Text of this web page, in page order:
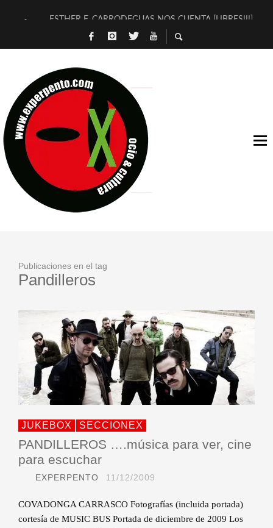
ESTHER F. CARRODEGUAS NOS CUENTA [LIBRES!!!]
[TERRA DE GUAPES] DE SANDRA MONFORT
TIMBRE 4, LA ESCUELA DEL DIRECTOR TEATRAL CLAUDIO
30 AÑOS (NO ES NADA) DE LA KATARSIS DEL TOMATAZO
MILITARES JUDÍAS EN #EXVITA
D’BALDOMEROS REINVENTAN [BITÁCORA 3.0] EN EXVITA
MARSHALL FLASH PRESENTA EN EXVITA [RELATIVA
JOFRE BARDAGÍ EN EXVITA INTERPRETANDO A SERRAT
Publicaciones en el tag
Pandilleros
JUKEBOX SECCIONEX
PANDILLEROS ….música para ver, cine
para escuchar
EXPERPENTO 11/12/2009
COVADONGA CARRASCO Fotografías (incluida portada)
cortesía de MUSIC BUS Portada de diciembre de 2009 Los